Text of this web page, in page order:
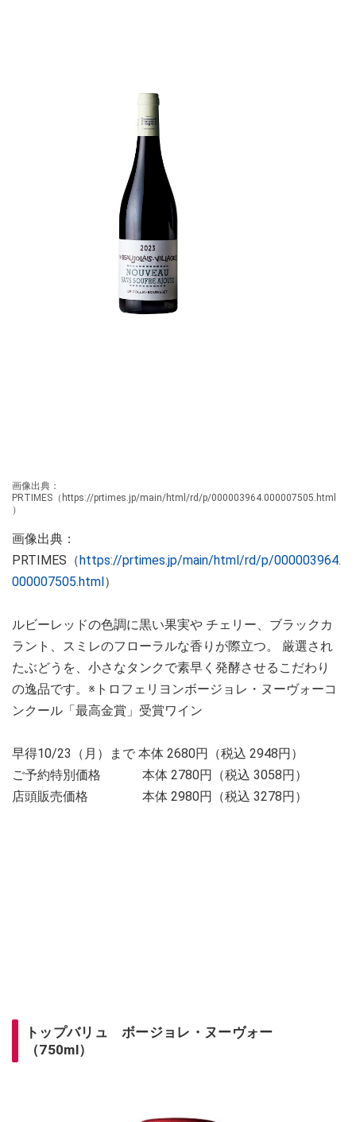
画像出典：
PRTIMES（https://prtimes.jp/main/html/rd/p/000003964.000007505.html
）
画像出典：
PRTIMES（https://prtimes.jp/main/html/rd/p/000003964.
000007505.html）
ルビーレッドの色調に黒い果実や チェリー、ブラックカ
ラント、スミレのフローラルな香りが際立つ。 厳選され
たぶどうを、小さなタンクで素早く発酵させるこだわり
の逸品です。※トロフェリヨンボージョレ・ヌーヴォーコ
ンクール「最高金賞」受賞ワイン
早得10/23（月）まで 本体 2680円（税込 2948円）
ご予約特別価格 本体 2780円（税込 3058円）
店頭販売価格 本体 2980円（税込 3278円）
トップバリュ ボージョレ・ヌーヴォー
（750ml）